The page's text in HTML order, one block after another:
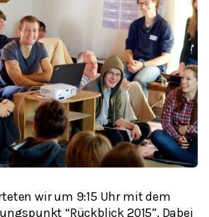
wir um 9:15 Uhr mit dem
“Rückblick 2015”. Dabei